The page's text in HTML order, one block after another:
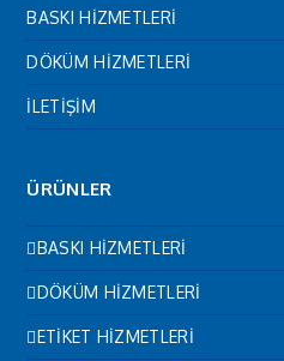
BASKI HİZMETLERİ
DÖKÜM HİZMETLERİ
İLETİŞİM
ÜRÜNLER
BASKI HİZMETLERİ
DÖKÜM HİZMETLERİ
ETİKET HİZMETLERİ